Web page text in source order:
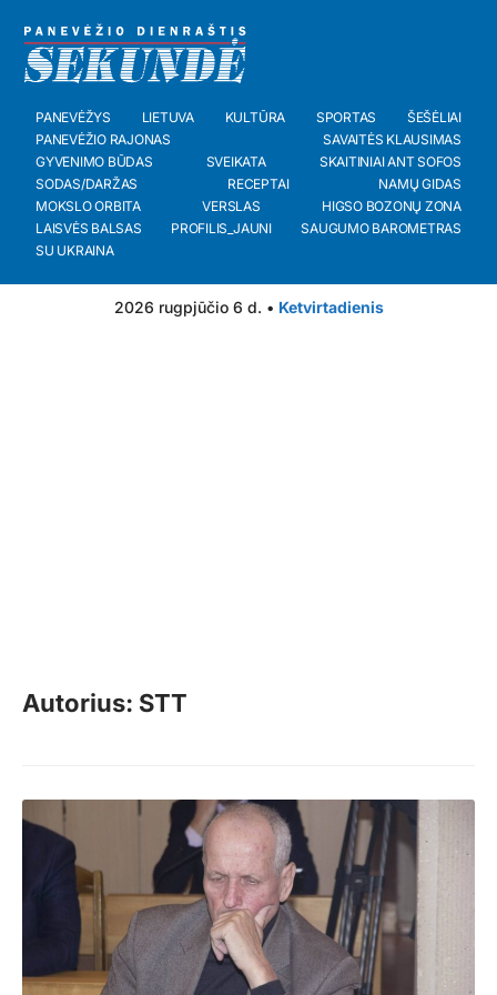
PANEVĖŽYS LIETUVA KULTŪRA SPORTAS
ŠEŠĖLIAI
PANEVĖŽIO RAJONAS
SAVAITĖS KLAUSIMAS
GYVENIMO BŪDAS
SVEIKATA
SKAITINIAI ANT SOFOS
SODAS/DARŽAS
RECEPTAI
NAMŲ GIDAS
MOKSLO ORBITA
VERSLAS
HIGSO BOZONŲ ZONA
LAISVĖS BALSAS
PROFILIS_JAUNI
SAUGUMO BAROMETRAS
SU UKRAINA
2026 rugpjūčio 6 d. • Ketvirtadienis
Autorius: STT